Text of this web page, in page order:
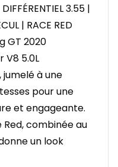
3.55 |
| RACE RED
GT 2020
V8 5.0L
à une
pour une
et engageante.
combinée au
un look